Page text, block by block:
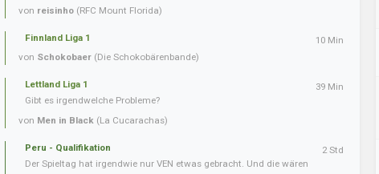
von reisinho (RFC Mount Florida)
Finnland Liga 1
von Schokobaer (Die Schokobärenbande)
10 Min
Lettland Liga 1
Gibt es irgendwelche Probleme?
von Men in Black (La Cucarachas)
39 Min
Peru - Qualifikation
Der Spieltag hat irgendwie nur VEN etwas gebracht. Und die wären
2 Std